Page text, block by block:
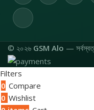
© ২০২৬ GSM Alo —
Filters
0 Compare
0 Wishlist